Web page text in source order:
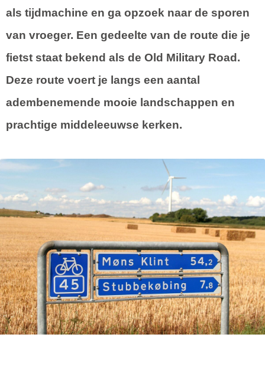
als tijdmachine en ga opzoek naar de sporen
van vroeger. Een gedeelte van de route die je
fietst staat bekend als de Old Military Road.
Deze route voert je langs een aantal
adembenemende mooie landschappen en
prachtige middeleeuwse kerken.